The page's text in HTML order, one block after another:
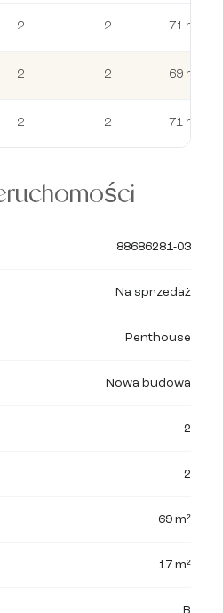
2 2 71 m²
2 2 69 m²
2 2 71 m²
88686281-03
Na sprzedaż
Penthouse
Nowa budowa
2
2
69 m²
17 m²
B